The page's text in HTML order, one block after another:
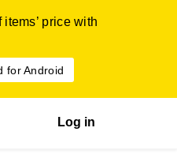
items’ price with
for Android
Log in